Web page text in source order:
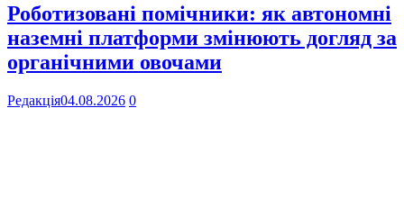
Роботизовані помічники: як автономні
наземні платформи змінюють догляд за
органічними овочами
Редакція04.08.2026 0